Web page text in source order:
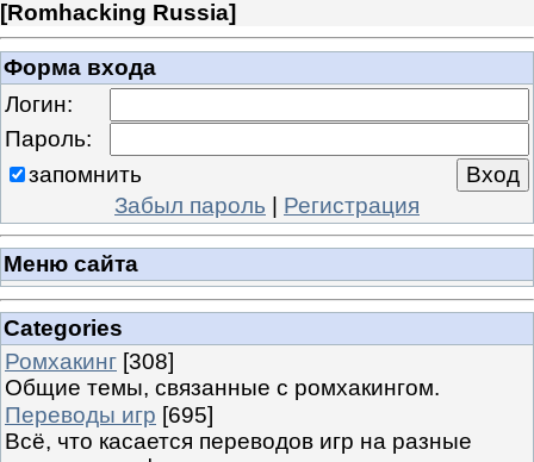
[Romhacking Russia]
Форма входа
Логин:
Пароль:
запомнить
Забыл пароль | Регистрация
Меню сайта
Categories
Ромхакинг [308]
Общие темы, связанные с ромхакингом.
Переводы игр [695]
Всё, что касается переводов игр на разные